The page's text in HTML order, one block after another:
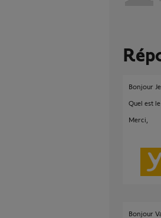
Bonjour
Quel est
Merci,
Bonjour